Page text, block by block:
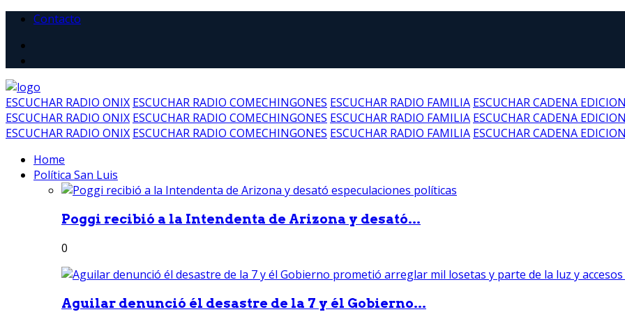
Contacto
ESCUCHAR RADIO ONIX ESCUCHAR RADIO COMECHINGONES ESCUCHAR RADIO FAMILIA ESCUCHAR CADENA EDICION
ESCUCHAR RADIO ONIX ESCUCHAR RADIO COMECHINGONES ESCUCHAR RADIO FAMILIA ESCUCHAR CADENA EDICION
ESCUCHAR RADIO ONIX ESCUCHAR RADIO COMECHINGONES ESCUCHAR RADIO FAMILIA ESCUCHAR CADENA EDICION
Home
Política San Luis
Poggi recibió a la Intendenta de Arizona y desató...
0
Aguilar denunció él desastre de la 7 y él Gobierno...